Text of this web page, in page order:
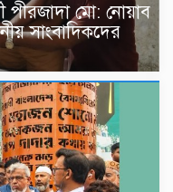
পীরজাদা মো: নোয়াব
সাংবাদিকদের